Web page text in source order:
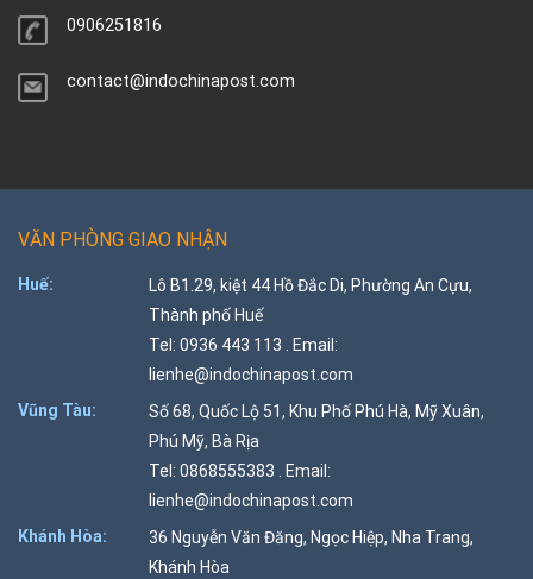
0906251816
contact@indochinapost.com
VĂN PHÒNG GIAO NHẬN
Huế:
Lô B1.29, kiệt 44 Hồ Đắc Di, Phường An Cựu,
Thành phố Huế
Tel: 0936 443 113 . Email:
lienhe@indochinapost.com
Vũng Tàu:
Số 68, Quốc Lộ 51, Khu Phố Phú Hà, Mỹ Xuân,
Phú Mỹ, Bà Rịa
Tel: 0868555383 . Email:
lienhe@indochinapost.com
Khánh Hòa:
36 Nguyễn Văn Đăng, Ngọc Hiệp, Nha Trang,
Khánh Hòa